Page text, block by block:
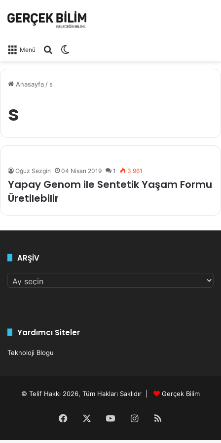
Menü Arama yap ...
Anasayfa / s
s
Oğuz Sezgin 04 Nisan 2019 1 3.961
Yapay Genom ile Sentetik Yaşam Formu
Üretilebilir
ARŞİV
ARŞİV
Yardımcı Siteler
Teknoloji Blogu
© Telif Hakkı 2026, Tüm Hakları Saklıdır | Gerçek Bilim
Facebook YouTubeInstagram